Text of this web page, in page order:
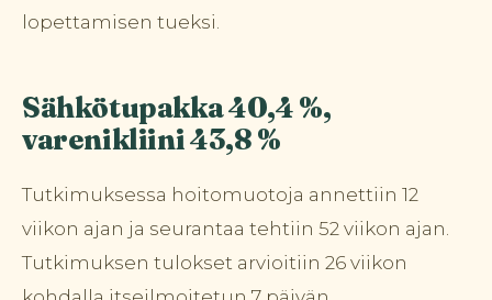
lopettamisen tueksi.
Sähkötupakka 40,4 %,
varenikliini 43,8 %
Tutkimuksessa hoitomuotoja annettiin 12
viikon ajan ja seurantaa tehtiin 52 viikon ajan.
Tutkimuksen tulokset arvioitiin 26 viikon